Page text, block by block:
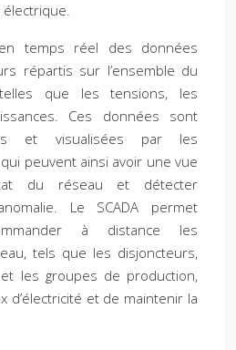
temps réel des données
répartis sur l’ensemble du
que les tensions, les
Ces données sont
et visualisées par les
peuvent ainsi avoir une vue
du réseau et détecter
Le SCADA permet
à distance les
tels que les disjoncteurs,
les groupes de production,
d’électricité et de maintenir la